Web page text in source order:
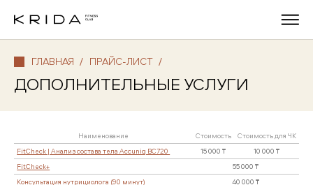
ГЛАВНАЯ / ПРАЙС-ЛИСТ /
ДОПОЛНИТЕЛЬНЫЕ УСЛУГИ